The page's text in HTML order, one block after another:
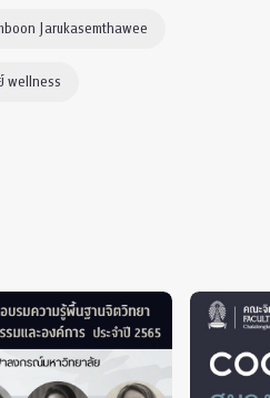
Jarukasemthawee
wellness